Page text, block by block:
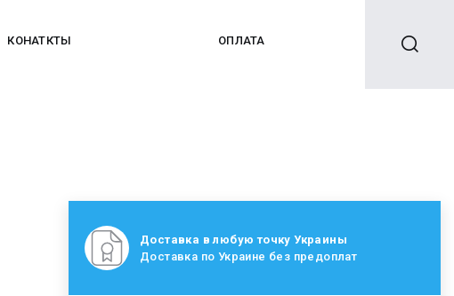
КОНАТКТЫ ОПЛАТА
Доставка в любую точку Украины
Доставка по Украине без предоплат